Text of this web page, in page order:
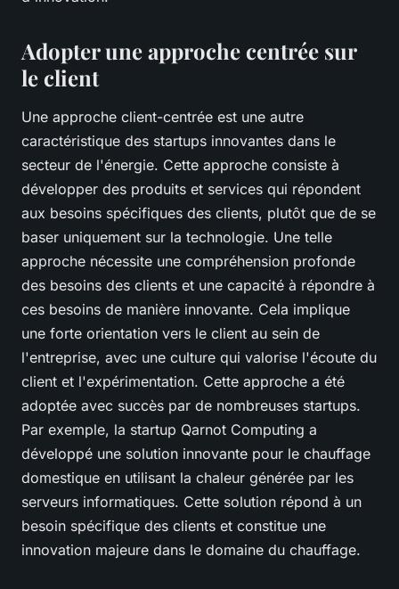
Adopter une approche centrée sur
le client
Une approche client-centrée est une autre
caractéristique des startups innovantes dans le
secteur de l'énergie. Cette approche consiste à
développer des produits et services qui répondent
aux besoins spécifiques des clients, plutôt que de se
baser uniquement sur la technologie. Une telle
approche nécessite une compréhension profonde
des besoins des clients et une capacité à répondre à
ces besoins de manière innovante. Cela implique
une forte orientation vers le client au sein de
l'entreprise, avec une culture qui valorise l'écoute du
client et l'expérimentation. Cette approche a été
adoptée avec succès par de nombreuses startups.
Par exemple, la startup Qarnot Computing a
développé une solution innovante pour le chauffage
domestique en utilisant la chaleur générée par les
serveurs informatiques. Cette solution répond à un
besoin spécifique des clients et constitue une
innovation majeure dans le domaine du chauffage.